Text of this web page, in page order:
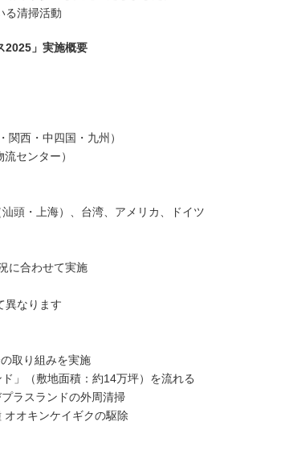
る清掃活動
2025」実施概要
・中四国・九州）
ンター）
上海）、台湾、アメリカ、ドイツ
に合わせて実施
なります
取り組みを実施
」（敷地面積：約14万坪）を流れる
ラスランドの外周清掃
オキンケイギクの駆除